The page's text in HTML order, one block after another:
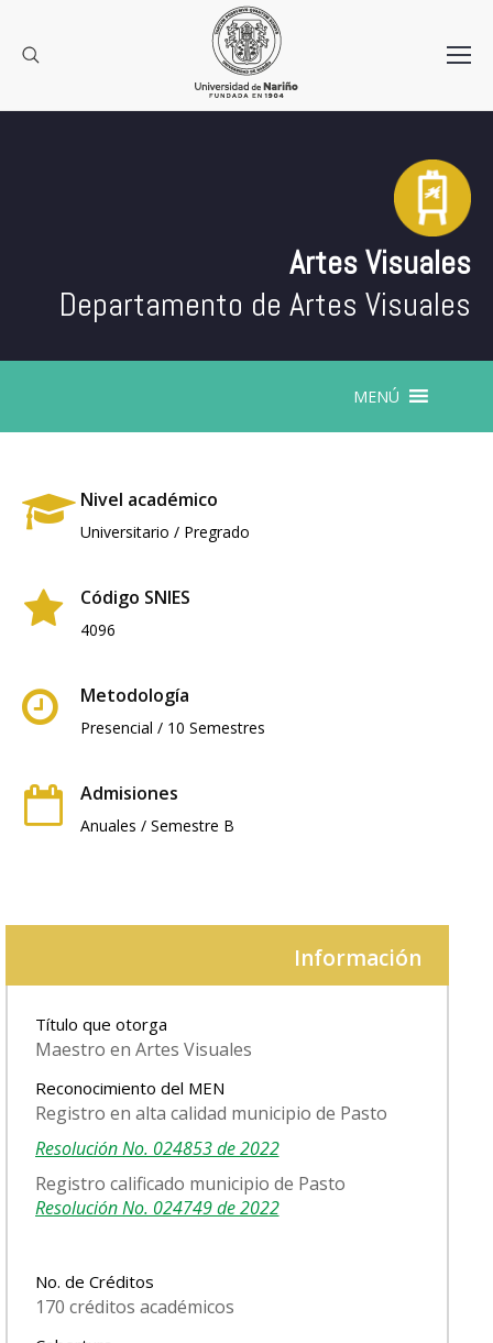
Artes Visuales
Departamento de Artes Visuales
Nivel académico
Universitario / Pregrado
Código SNIES
4096
Metodología
Presencial / 10 Semestres
Admisiones
Anuales / Semestre B
Información
Título que otorga
Maestro en Artes Visuales
Reconocimiento del MEN
Registro en alta calidad municipio de Pasto
Resolución No. 024853 de 2022
Registro calificado municipio de Pasto
Resolución No. 024749 de 2022
No. de Créditos
170 créditos académicos